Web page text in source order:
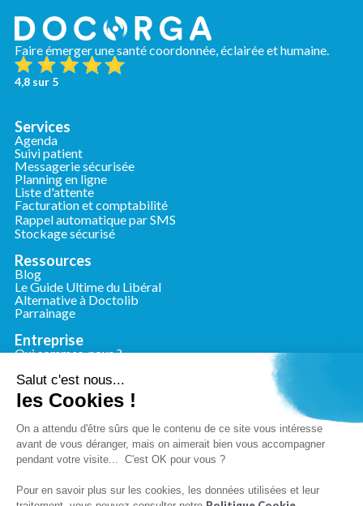
Salut c'est nous...
les Cookies !
On a attendu d'être sûrs que le contenu de ce site vous intéresse
avant de vous déranger, mais on aimerait bien vous accompagner
pendant votre visite... C'est OK pour vous ?
Pour en savoir plus sur les cookies, les données utilisées et leur
Faire émerger une santé coordonnée, éclairée et humaine.
4,8 sur 5
Services
Agenda
Suivi patient
Messagerie sécurisée
Planning en ligne
Liste d'attente
Facturation et comptabilité
Rappel automatique par SMS
Stockage sécurisé
Ressources
Blog
Le Guide Ultime du Libéral
Alternative à Doctolib
Parrainage
Entreprise
Qui sommes-nous ?
Presse
Conformité
Charte de confidentialité
Conditions générales d'utilisation
Politique de cookies